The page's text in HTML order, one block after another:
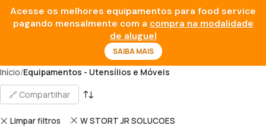
Início Equipamentos - Utensílios e Móveis
🔗 Compartilhar
Limpar filtros W STORT JR SOLUCOES
Acesse os melhores equipamentos para food service
pagando mensalmente com a compra na modalidade
de aluguel
SAIBA MAIS